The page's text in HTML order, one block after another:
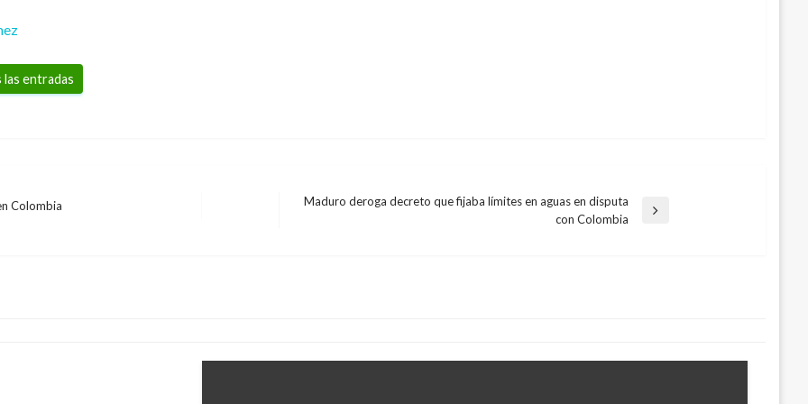
entradas
Colombia
Maduro deroga decreto que fijaba límites en aguas en disputa
con Colombia